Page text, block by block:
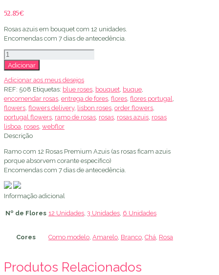
52.85€
Rosas azuis em bouquet com 12 unidades.
Encomendas com 7 dias de antecedência.
Quantidade
de
Bouquet
12
Rosas
Azuis
Adicionar
Adicionar aos meus desejos
REF: 508 Etiquetas: blue roses bouquet buque
encomendar rosas entrega de fores flores flores portugal
flowers flowers delivery, lisbon roses order flowers
portugal flowers ramo de rosas rosas rosas azuis rosas
lisboa roses webflor
Descrição
Ramo com 12 Rosas Premium Azuis (as rosas ficam azuis
porque absorvem corante específico)
Encomendas com 7 dias de antecedência.
Informação adicional
Nº de Flores 12 Unidades 3 Unidades 6 Unidades
Cores Como modelo Amarelo Branco Chá Rosa
Produtos Relacionados